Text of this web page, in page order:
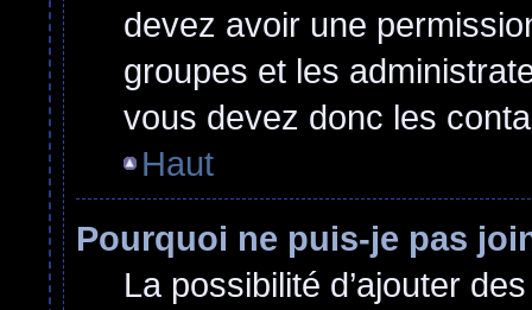
devez avoir une
groupes et les
vous devez donc les
Haut
Pourquoi ne puis-je pas
La possibilité d’ajouter